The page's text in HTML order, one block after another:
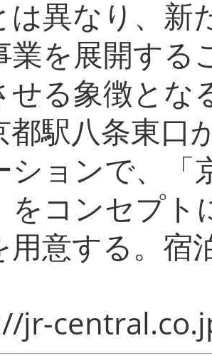
は異なり、新
業を展開する
せる象徴とな
都駅八条東口
ションで、「
をコンセプト
用意する。宿
jr-